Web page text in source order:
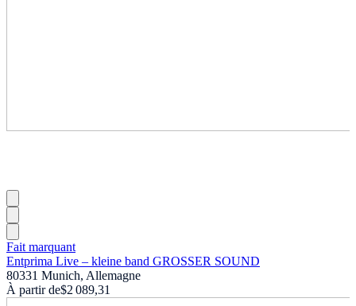
Fait marquant
Entprima Live – kleine band GROSSER SOUND
80331 Munich, Allemagne
À partir de$2 089,31